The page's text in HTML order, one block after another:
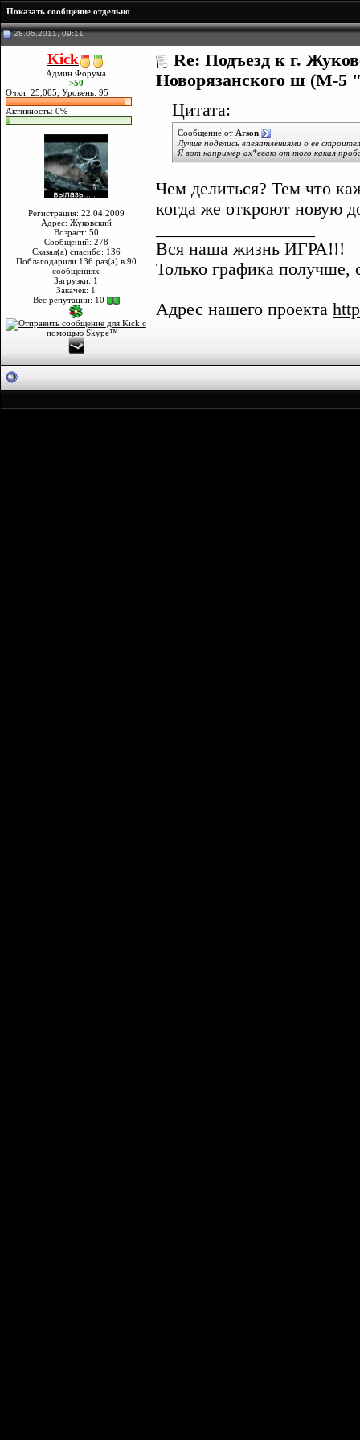
Показать сообщение отдельно
28.06.2011, 09:11
Kick
Админ Форума
>50
Очки: 25,005, Уровень: 95
Активность: 0%
Регистрация: 22.04.2009
Адрес: Жуковский
Возраст: 50
Сообщений: 278
Сказал(а) спасибо: 136
Поблагодарили 136 раз(а) в 90
сообщениях
Загрузки: 1
Закачек: 1
Вес репутации: 10
Re: Подъезд к г.
Новорязанского ш (М-5
Цитата:
Сообщение от Arson
Лучше поделись впеяатлениями о ее
Я вот например ах*еваю от того какая
Чем делиться? Тем что
когда же откроют новую
Вся наша жизнь ИГРА!!!
Только графика получше,
Адрес нашего проекта